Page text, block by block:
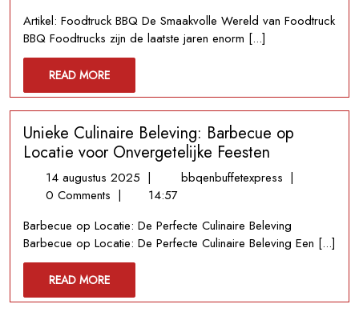
Wereld
Artikel: Foodtruck BBQ De Smaakvolle Wereld van Foodtruck
BBQ Foodtrucks zijn de laatste jaren enorm [...]
READ MOREREAD
MORE
Unieke Culinaire Beleving: Barbecue op
Locatie voor Onvergetelijke Feesten
14 augustus 2025 14
augustus
| bbqenbuffetexpress Unieke
Barbecue
op
Onvergetelijke
|
0 Comments |
14:57
Barbecue op Locatie: De Perfecte Culinaire Beleving
Barbecue op Locatie: De Perfecte Culinaire Beleving Een [...]
READ MOREREAD
MORE